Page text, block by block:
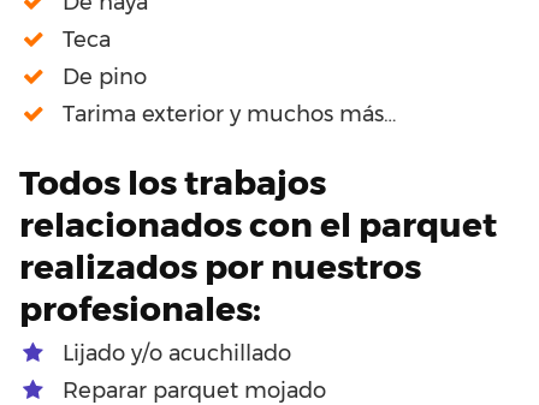
Teca
De pino
Tarima exterior y muchos más…
Todos los trabajos
relacionados con el parquet
realizados por nuestros
profesionales:
Lijado y/o acuchillado
Reparar parquet mojado